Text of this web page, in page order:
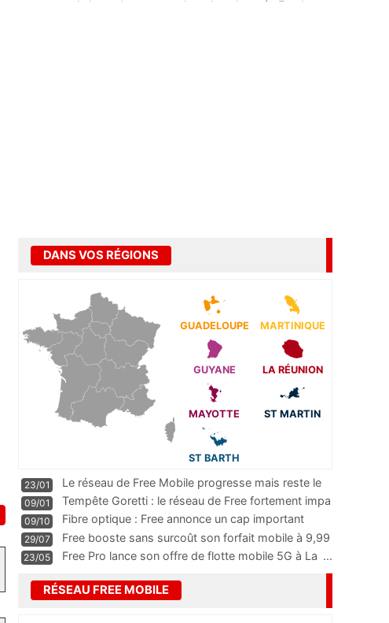
le bout de son nez chez des abonnés Freebox...
DANS VOS RÉGIONS
GUADELOUPE MARTINIQUE
GUYANE LA RÉUNION
MAYOTTE ST MARTIN
ST BARTH
23/01
Le réseau de Free Mobile progresse mais reste le
m
...
09/01
Tempête Goretti : le réseau de Free fortement impa
09/10
Fibre optique : Free annonce un cap important
pass
...
29/07
Free booste sans surcoût son forfait mobile à 9,99
23/05 Free Pro lance son offre de flotte mobile 5G à La ...
RÉSEAU FREE MOBILE